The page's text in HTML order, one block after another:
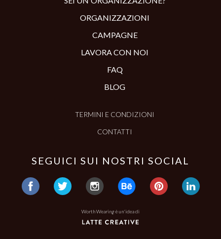
ORGANIZZAZIONI
CAMPAGNE
LAVORA CON NOI
FAQ
BLOG
TERMINI E CONDIZIONI
CONTATTI
SEGUICI SUI NOSTRI SOCIAL
Worth Wearing è un'idea di